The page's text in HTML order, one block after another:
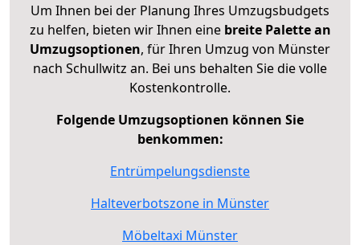
Um Ihnen bei der Planung Ihres Umzugsbudgets
zu helfen, bieten wir Ihnen eine breite Palette an
Umzugsoptionen, für Ihren Umzug von Münster
nach Schullwitz an. Bei uns behalten Sie die volle
Kostenkontrolle.
Folgende Umzugsoptionen können Sie
benkommen:
Entrümpelungsdienste
Halteverbotszone in Münster
Möbeltaxi Münster